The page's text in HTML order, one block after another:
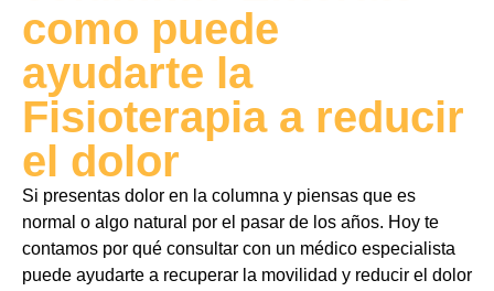
como puede
ayudarte la
Fisioterapia a reducir
el dolor
Si presentas dolor en la columna y piensas que es
normal o algo natural por el pasar de los años. Hoy te
contamos por qué consultar con un médico especialista
puede ayudarte a recuperar la movilidad y reducir el dolor